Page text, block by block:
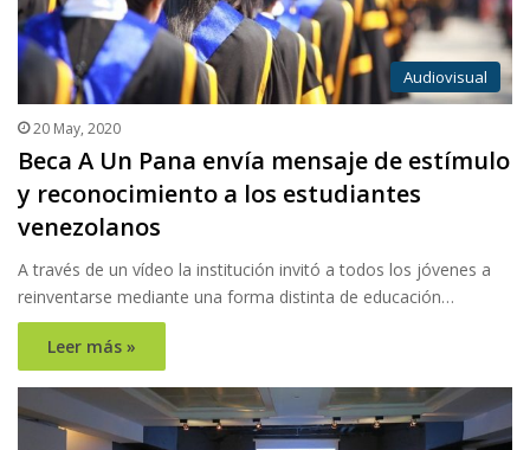
Audiovisual
20 May, 2020
Beca A Un Pana envía mensaje de estímulo
y reconocimiento a los estudiantes
venezolanos
A través de un vídeo la institución invitó a todos los jóvenes a
reinventarse mediante una forma distinta de educación…
Leer más »